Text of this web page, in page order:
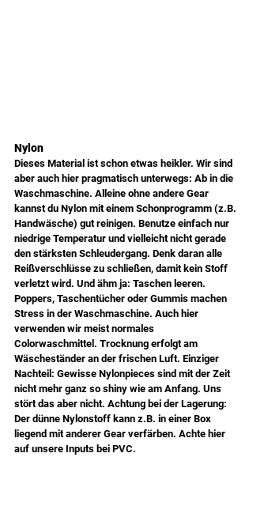
Nylon
Dieses Material ist schon etwas heikler. Wir sind
aber auch hier pragmatisch unterwegs: Ab in die
Waschmaschine. Alleine ohne andere Gear
kannst du Nylon mit einem Schonprogramm (z.B.
Handwäsche) gut reinigen. Benutze einfach nur
niedrige Temperatur und vielleicht nicht gerade
den stärksten Schleudergang. Denk daran alle
Reißverschlüsse zu schließen, damit kein Stoff
verletzt wird. Und ähm ja: Taschen leeren.
Poppers, Taschentücher oder Gummis machen
Stress in der Waschmaschine. Auch hier
verwenden wir meist normales
Colorwaschmittel. Trocknung erfolgt am
Wäscheständer an der frischen Luft. Einziger
Nachteil: Gewisse Nylonpieces sind mit der Zeit
nicht mehr ganz so shiny wie am Anfang. Uns
stört das aber nicht. Achtung bei der Lagerung:
Der dünne Nylonstoff kann z.B. in einer Box
liegend mit anderer Gear verfärben. Achte hier
auf unsere Inputs bei PVC.